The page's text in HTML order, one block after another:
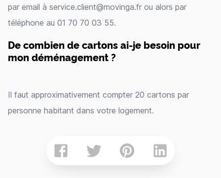
par email à service.client@movinga.fr ou alors par
téléphone au 01 70 70 03 55.
De combien de cartons ai-je besoin pour
mon déménagement ?
Il faut approximativement compter 20 cartons par
personne habitant dans votre logement.